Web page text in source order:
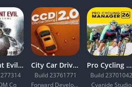
Resident Evil Requiem
Co
City Car Driving 2.0
Build 23761771
Forward Development
Pro Cycling Manager 26
Build 23701042
Cyanide Studio